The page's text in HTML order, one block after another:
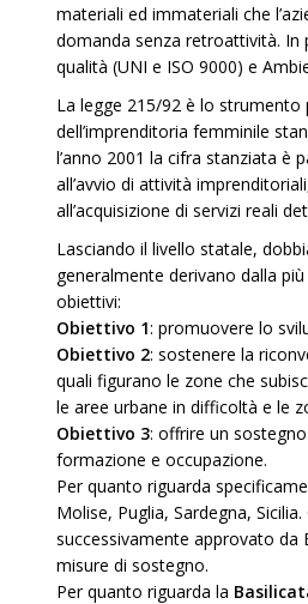
materiali ed immateriali che
domanda senza retroattività. In
qualità (UNI e ISO 9000) e
La legge 215/92 è lo strumento
dell’imprenditoria femminile
l’anno 2001 la cifra stanziata è
all’avvio di attività
all’acquisizione di servizi reali
Lasciando il livello statale,
generalmente derivano dalla
obiettivi:
Obiettivo 1: promuovere lo
Obiettivo 2: sostenere la
quali figurano le zone che
le aree urbane in difficoltà e le
Obiettivo 3: offrire un
formazione e occupazione.
Per quanto riguarda
Molise, Puglia, Sardegna,
successivamente approvato da
misure di sostegno.
Per quanto riguarda la